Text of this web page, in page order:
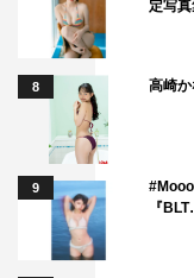
定写
8 高崎
9
『